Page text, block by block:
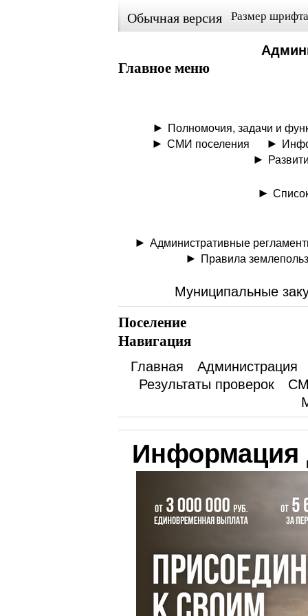
Обычная версия Размер
Главное меню
Полномочия, задачи и
СМИ поселения
Административные
Правила
Муниципальные
Поселение
Навигация
Главная
Администрация
Результаты проверок
Информация